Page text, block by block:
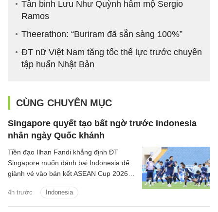
Tân binh Lưu Như Quỳnh hâm mộ Sergio
Ramos
Theerathon: “Buriram đã sẵn sàng 100%”
ĐT nữ Việt Nam tăng tốc thể lực trước chuyến
tập huấn Nhật Bản
CÙNG CHUYÊN MỤC
Singapore quyết tạo bất ngờ trước Indonesia
nhân ngày Quốc khánh
4h trước Indonesia
Tiền đạo Ilhan Fandi khẳng định ĐT
Singapore muốn đánh bại Indonesia để
giành vé vào bán kết ASEAN Cup 2026,
dành tặng NHM nhân dịp Quốc khánh
Singapore.